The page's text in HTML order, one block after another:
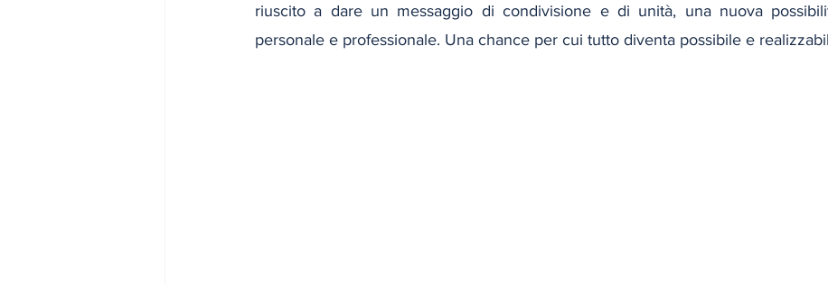
riuscito a dare un messaggio di condivisione e di unità, una nuova
personale e professionale. Una chance per cui tutto diventa possibile e